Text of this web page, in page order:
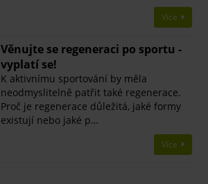
Více
Věnujte se regeneraci po sportu -
vyplatí se!
K aktivnímu sportování by měla
neodmyslitelně patřit také regenerace.
Proč je regenerace důležitá, jaké formy
existují nebo jaké p…
Více